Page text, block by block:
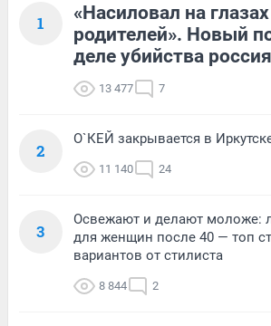
1
«Насиловал на
родителей». Новый
деле убийства
13 477 7
2
О`КЕЙ закрывается в
11 140 24
3
Освежают и делают моложе:
для женщин после 40 — топ
вариантов от стилиста
8 844 2